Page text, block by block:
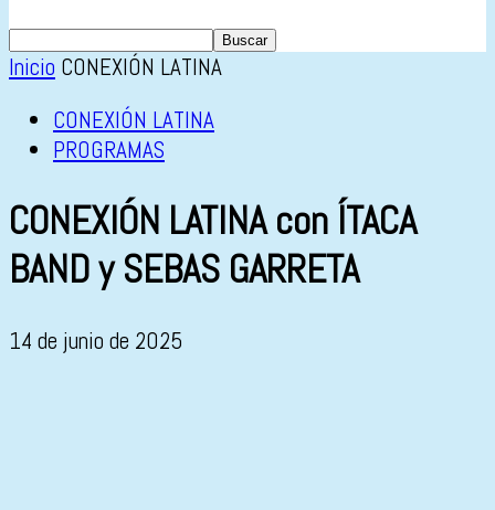
Inicio CONEXIÓN LATINA
CONEXIÓN LATINA
PROGRAMAS
CONEXIÓN LATINA con ÍTACA
BAND y SEBAS GARRETA
14 de junio de 2025